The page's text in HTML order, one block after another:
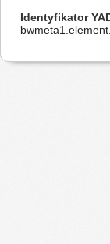
Identyfikator